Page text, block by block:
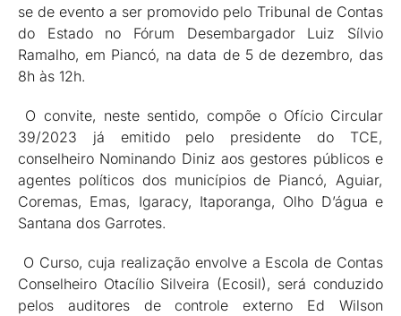
se de evento a ser promovido pelo Tribunal de Contas
do Estado no Fórum Desembargador Luiz Sílvio
Ramalho, em Piancó, na data de 5 de dezembro, das
8h às 12h.
O convite, neste sentido, compõe o Ofício Circular
39/2023 já emitido pelo presidente do TCE,
conselheiro Nominando Diniz aos gestores públicos e
agentes políticos dos municípios de Piancó, Aguiar,
Coremas, Emas, Igaracy, Itaporanga, Olho D’água e
Santana dos Garrotes.
O Curso, cuja realização envolve a Escola de Contas
Conselheiro Otacílio Silveira (Ecosil), será conduzido
pelos auditores de controle externo Ed Wilson